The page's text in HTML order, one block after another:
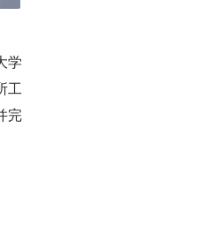
学
工
完